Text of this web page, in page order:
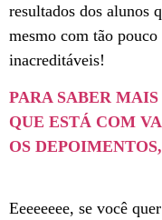
resultados dos alunos
mesmo com tão
inacreditáveis!
PARA SABER
QUE ESTÁ COM
OS
Eeeeeeee, se você